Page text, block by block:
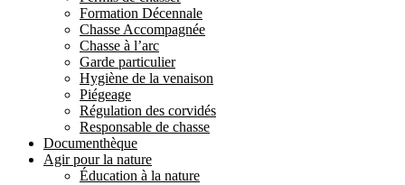
Formation Décennale
Chasse Accompagnée
Chasse à l’arc
Garde particulier
Hygiène de la venaison
Piégeage
Régulation des corvidés
Responsable de chasse
Documenthèque
Agir pour la nature
Éducation à la nature